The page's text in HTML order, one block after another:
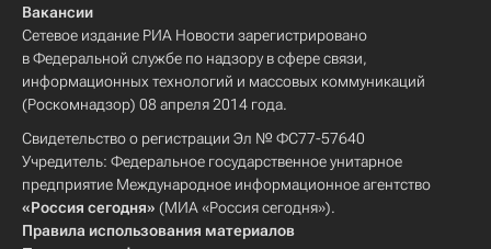
Вакансии
Сетевое издание РИА Новости зарегистрировано
в Федеральной службе по надзору в сфере связи,
информационных технологий и массовых коммуникаций
(Роскомнадзор) 08 апреля 2014 года.
Свидетельство о регистрации Эл № ФС77-57640
Учредитель: Федеральное государственное унитарное
предприятие Международное информационное агентство
«Россия сегодня» (МИА «Россия сегодня»).
Правила использования материалов